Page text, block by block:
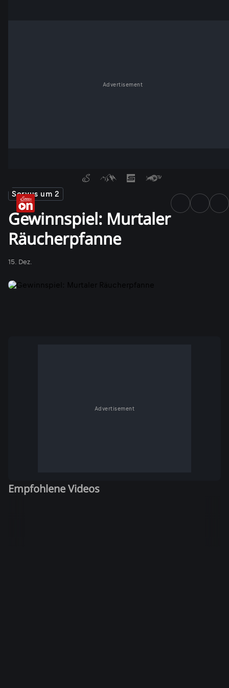
Advertisement
Servus um 2
Gewinnspiel: Murtaler
Räucherpfanne
15. Dez.
Advertisement
Empfohlene Videos